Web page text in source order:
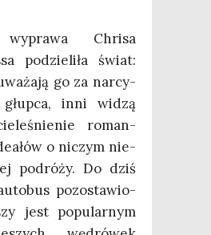
Chri­sa
podzie­li­ła świat:
go za nar­cy­
głup­ca, inni widzą
roman­
o niczym nie­
podró­ży. Do dziś
pozo­sta­wio­
jest popu­lar­nym